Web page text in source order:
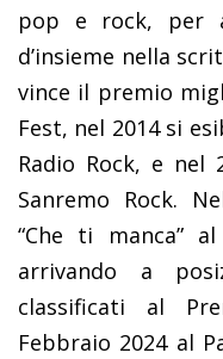
pop e rock, per
d’insieme nella
vince il premio
Fest, nel 2014 si
Radio Rock, e
Sanremo Rock.
“Che ti manca”
arrivando a
classificati al
Febbraio 2024 al